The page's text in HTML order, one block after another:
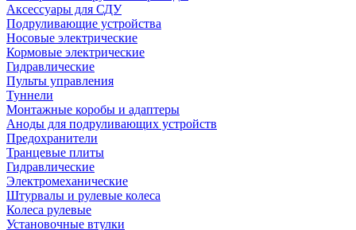
Аксессуары для СДУ
Подруливающие устройства
Носовые электрические
Кормовые электрические
Гидравлические
Пульты управления
Туннели
Монтажные коробы и адаптеры
Аноды для подруливающих устройств
Предохранители
Транцевые плиты
Гидравлические
Электромеханические
Штурвалы и рулевые колеса
Колеса рулевые
Установочные втулки